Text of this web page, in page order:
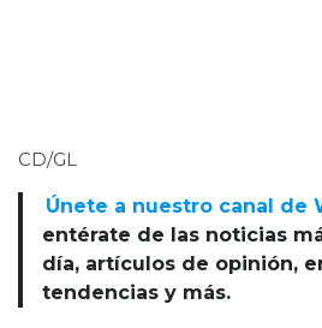
CD/GL
Únete a nuestro canal de
entérate de las noticias
día, artículos de opinión,
tendencias y más.